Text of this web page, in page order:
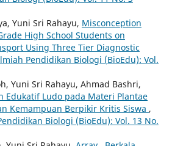
Yuni Sri Rahayu, Misconception
High School Students on
Using Three Tier Diagnostic
Pendidikan Biologi (BioEdu): Vol.
Yuni Sri Rahayu, Ahmad Bashri,
Edukatif Ludo pada Materi Plantae
Kemampuan Berpikir Kritis Siswa ,
Biologi (BioEdu): Vol. 13 No.